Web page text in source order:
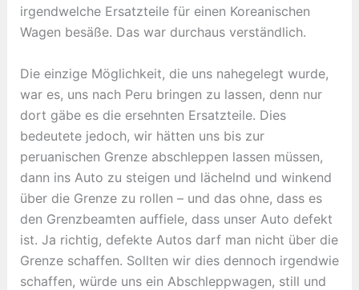
irgendwelche Ersatzteile für einen Koreanischen
Wagen besäße. Das war durchaus verständlich.
Die einzige Möglichkeit, die uns nahegelegt wurde,
war es, uns nach Peru bringen zu lassen, denn nur
dort gäbe es die ersehnten Ersatzteile. Dies
bedeutete jedoch, wir hätten uns bis zur
peruanischen Grenze abschleppen lassen müssen,
dann ins Auto zu steigen und lächelnd und winkend
über die Grenze zu rollen – und das ohne, dass es
den Grenzbeamten auffiele, dass unser Auto defekt
ist. Ja richtig, defekte Autos darf man nicht über die
Grenze schaffen. Sollten wir dies dennoch irgendwie
schaffen, würde uns ein Abschleppwagen, still und